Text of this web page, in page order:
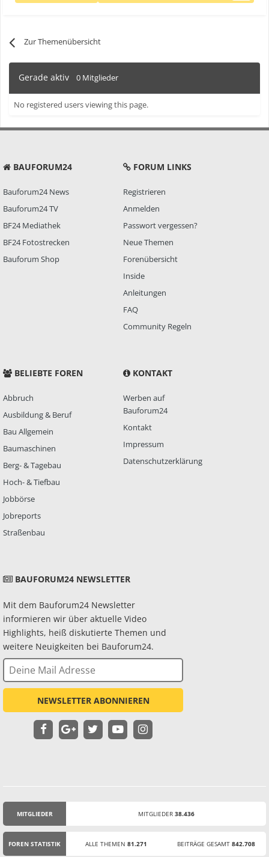
Zur Themenübersicht
Gerade aktiv 0 Mitglieder
No registered users viewing this page.
BAUFORUM24
Bauforum24 News
Bauforum24 TV
BF24 Mediathek
BF24 Fotostrecken
Bauforum Shop
FORUM LINKS
Registrieren
Anmelden
Passwort vergessen?
Neue Themen
Forenübersicht
Inside
Anleitungen
FAQ
Community Regeln
BELIEBTE FOREN
Abbruch
Ausbildung & Beruf
Bau Allgemein
Baumaschinen
Berg- & Tagebau
Hoch- & Tiefbau
Jobbörse
Jobreports
Straßenbau
KONTAKT
Werben auf
Bauforum24
Kontakt
Impressum
Datenschutzerklärung
BAUFORUM24 NEWSLETTER
Mit dem Bauforum24 Newsletter
informieren wir über aktuelle Video
Highlights, heiß diskutierte Themen und
weitere Neuigkeiten bei Bauforum24.
NEWSLETTER ABONNIEREN
MITGLIEDER MITGLIEDER 38.436
FOREN STATISTIK ALLE THEMEN 81.271 BEITRÄGE GESAMT 842.708